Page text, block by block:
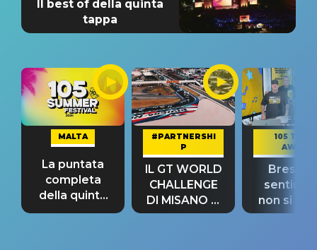
Il best of della quinta
tappa
MALTA
La puntata
completa
della quinta
tappa
#PARTNERSHI
P
IL GT WORLD
CHALLENGE
DI MISANO si
riconferma
105 TAKE
AWAY
Bresh:
non si
fino alla